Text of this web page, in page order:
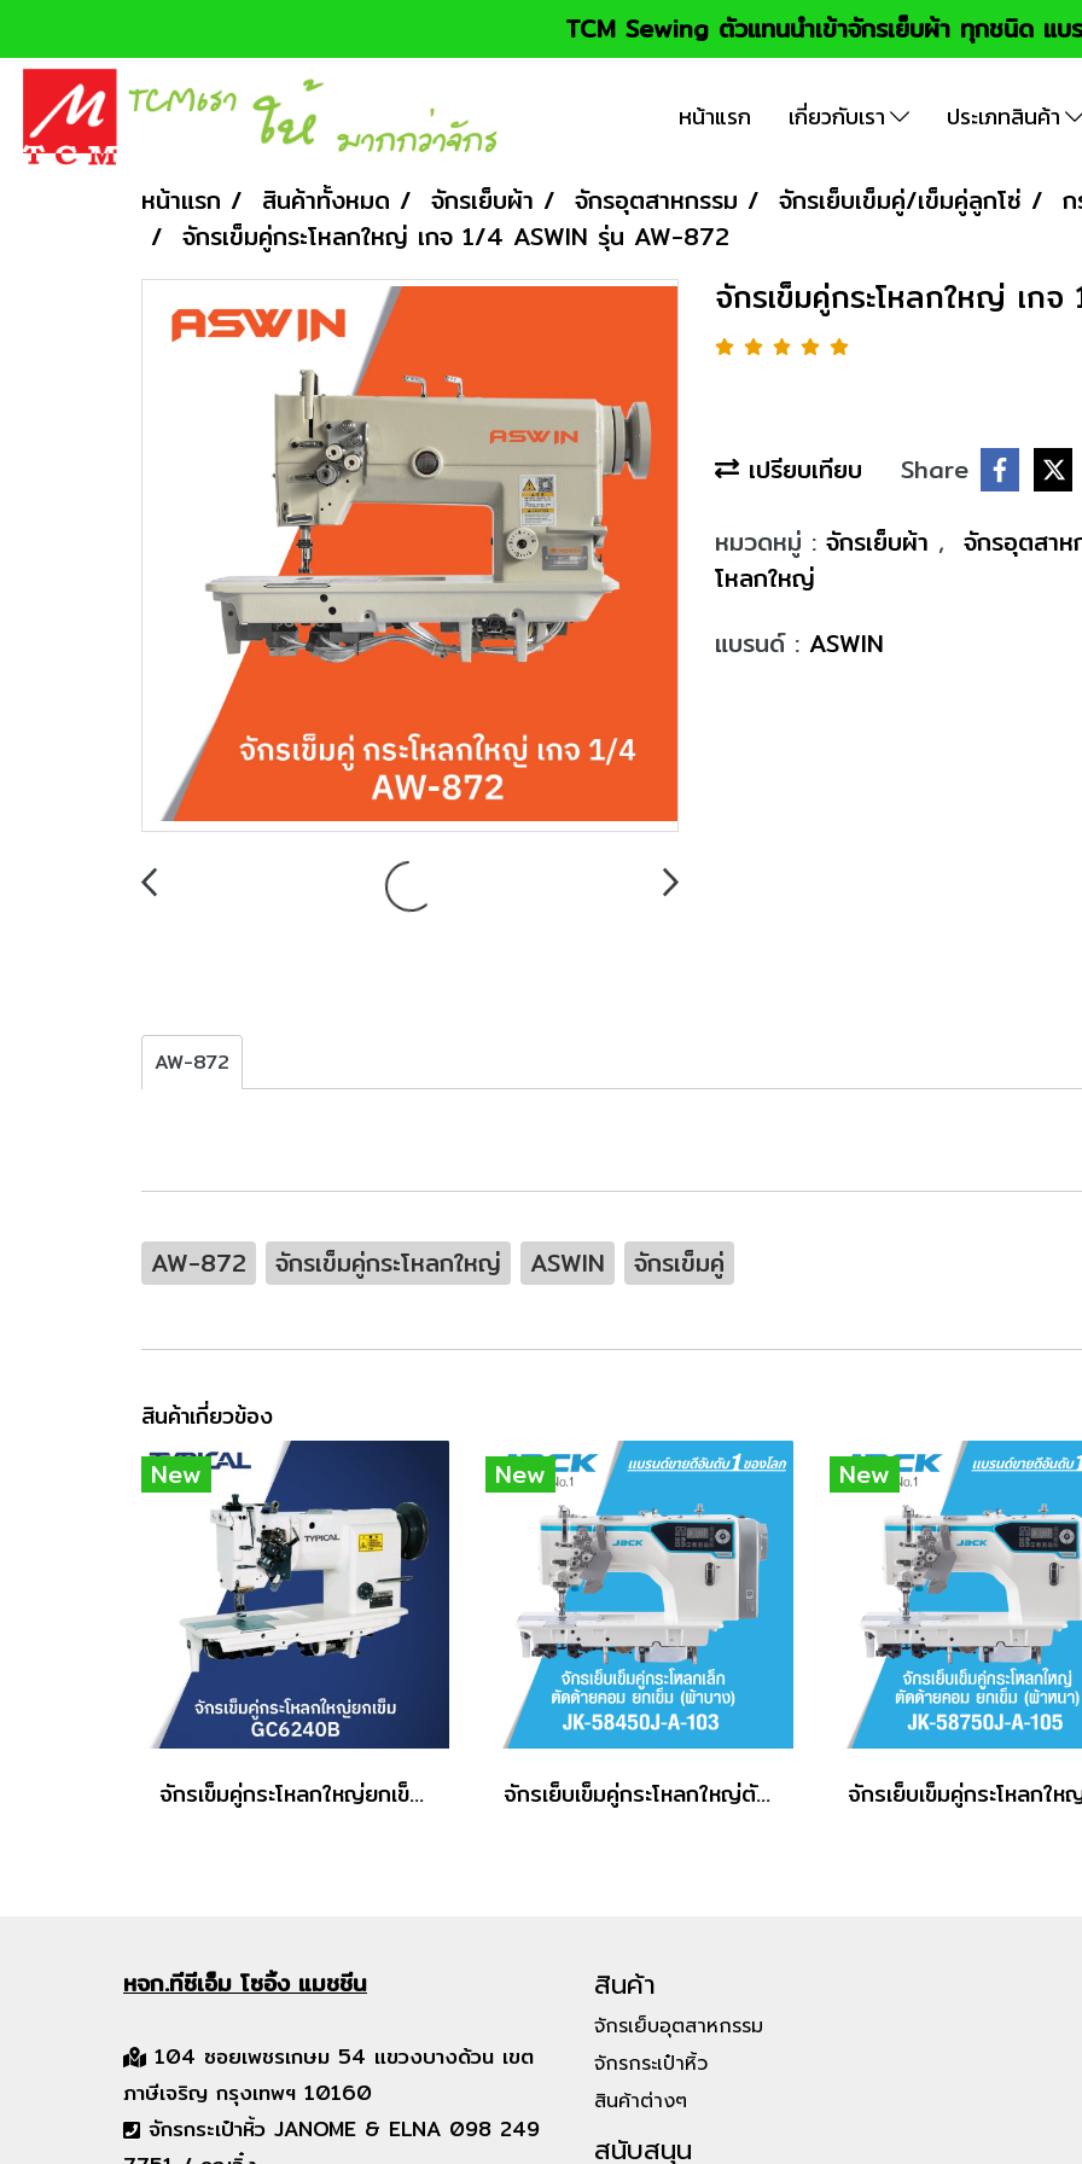
TCM Sewing ตัวแทนนำเข้าจักรเย็บผ้า ทุกชนิด แบ
หน้าแรก เกี่ยวกับเรา ประเภทสินค้า
หน้าแรก สินค้าทั้งหมด จักรเย็บผ้า จักรอุตสาหกรรม จักรเย็บเข็มคู่/เข็มคู่ลูกโซ่
จักรเข็มคู่กระโหลกใหญ่ เกจ 1/4 ASWIN รุ่น AW-872
จักรเข็มคู่กระโหลกใหญ่ เก
เปรียบเทียบ
Share
หมวดหมู่ : จักรเย็บผ้า , จักรอุตสาห
โหลกใหญ่
แบรนด์ : ASWIN
AW-872
AW-872 จักรเข็มคู่กระโหลกใหญ่ ASWIN จักรเข็มคู่
สินค้าเกี่ยวข้อง
New
จักรเข็มคู่กระโหลกใหญ่ยกเข็ม TYPICAL รุ่น GC6240B
New
จักรเย็บเข็มคู่กระโหลกใหญ่ตัดด้ายคอม ยกเข็ม (ผ้าบาง) JACK รุ่น JK-58750J-A-103
New
หจก.ทีซีเอ็ม โซอิ้ง แมชชีน
104 ซอยเพชรเกษม 54 แขวงบางด้วน เขต
ภาษีเจริญ กรุงเทพฯ 10160
จักรกระเป๋าหิ้ว JANOME & ELNA 098 249
สินค้า
จักรเย็บอุตสาหกรรม
จักรกระเป๋าหิ้ว
สินค้าต่างๆ
สนับสนุน